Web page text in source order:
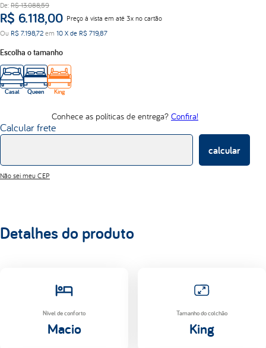
De: R$ 13.088,59
R$ 6.118,00 Preço à vista em até 3x no cartão
Ou R$ 7.198,72 em 10 X de R$ 719,87
Escolha o tamanho
Casal Queen King
Conhece as políticas de entrega? Confira!
Calcular frete
calcular
Não sei meu CEP
Detalhes do produto
Nível de conforto
Macio
Tamanho do colchão
King
lumi
abrace